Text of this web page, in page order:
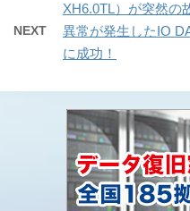
XH6.0TL）が突然の
NEXT
異常が発生したIO
に成功！